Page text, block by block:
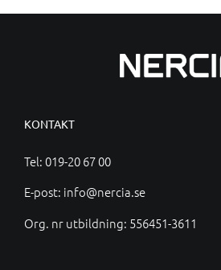
KONTAKT
Tel: 019-20 67 00
E-post: info@nercia.se
Org. nr utbildning: 556451-3611